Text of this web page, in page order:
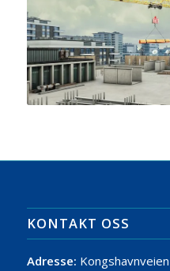
KONTAKT OSS
Adresse: